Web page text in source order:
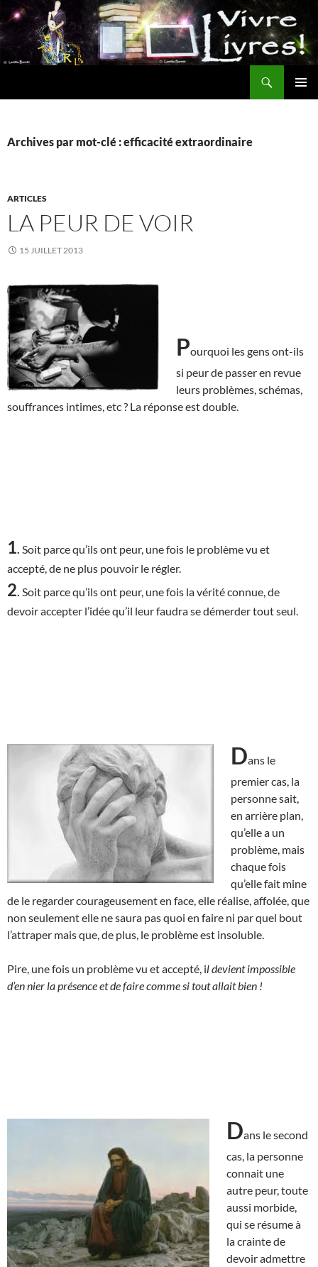
Aller
au
contenu
Archives par mot-clé : efficacité extraordinaire
ARTICLES
LA PEUR DE VOIR
15 JUILLET 2013
Pourquoi les gens ont-ils
si peur de passer en revue
leurs problèmes, schémas,
souffrances intimes, etc ? La réponse est double.
1 Soit parce qu’ils ont peur, une fois le problème vu et
accepté, de ne plus pouvoir le régler.
2 Soit parce qu’ils ont peur, une fois la vérité connue, de
devoir accepter l’idée qu’il leur faudra se démerder tout seul.
Dans le
premier cas, la
personne sait,
en arrière plan,
qu’elle a un
problème, mais
chaque fois
qu’elle fait mine
de le regarder courageusement en face, elle réalise, affolée, que
non seulement elle ne saura pas quoi en faire ni par quel bout
l’attraper mais que, de plus, le problème est insoluble.
Pire, une fois un problème vu et accepté, il devient impossible
d’en nier la présence et de faire comme si tout allait bien !
Dans le second
cas, la personne
connait une
autre peur, toute
aussi morbide,
qui se résume à
la crainte de
devoir admettre